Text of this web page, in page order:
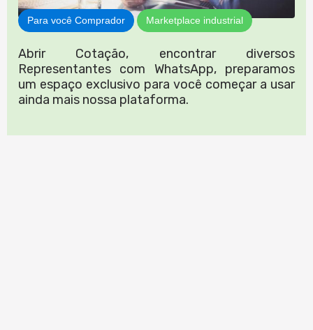
Para você Comprador Marketplace industrial
Abrir Cotação, encontrar diversos
Representantes com WhatsApp, preparamos
um espaço exclusivo para você começar a usar
ainda mais nossa plataforma.